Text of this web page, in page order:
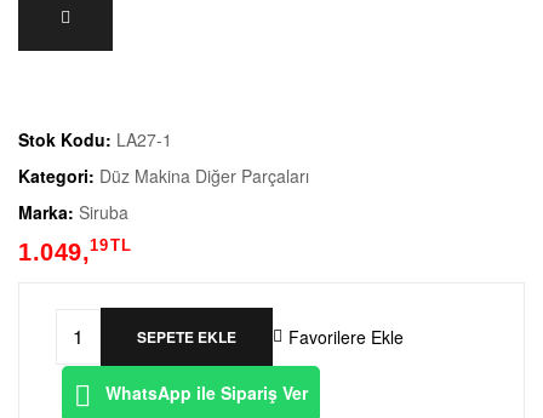
n
a
E
Stok Kodu: LA27-1
Kategori: Düz Makina Diğer Parçaları
Marka: Siruba
1.049,19TL
LU03
Siruba
Düz
SEPETE EKLE Favorilere Ekle
WhatsApp ile Sipariş Ver